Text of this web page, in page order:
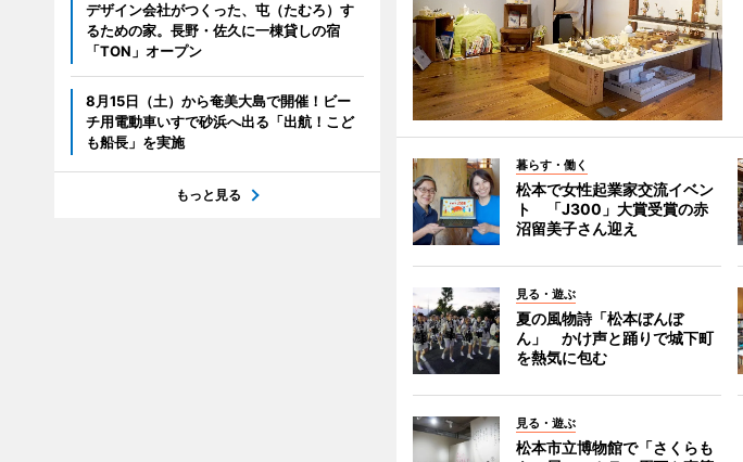
暮らす・働く
松本で女性起業家交流イベン
ト 「J300」大賞受賞の赤
沼留美子さん迎え
見る・遊ぶ
夏の風物詩「松本ぼんぼ
ん」 かけ声と踊りで城下町
を熱気に包む
見る・遊ぶ
松本市立博物館で「さくらも
デザイン会社がつくった、屯（たむろ）す
るための家。長野・佐久に一棟貸しの宿
「TON」オープン
8月15日（土）から奄美大島で開催！ビー
チ用電動車いすで砂浜へ出る「出航！こど
も船長」を実施
もっと見る